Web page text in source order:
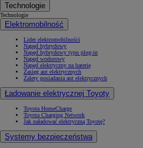
Technologie
Technologie
Elektromobilność
Lider elektromobilności
Napęd hybrydowy
Napęd hybrydowy typu plug-in
Napęd wodorowy
Napęd elektryczny na baterię
Zasięg aut elektrycznych
Zalety posiadania aut elektrycznych
Ładowanie elektrycznej Toyoty
Toyota HomeCharge
Toyota Charging Network
Jak naładować elektryczną Toyotę?
Systemy bezpieczeństwa